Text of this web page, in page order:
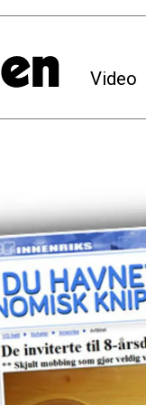
Video